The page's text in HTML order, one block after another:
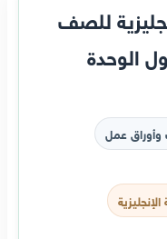
للصف
الوحدة
وأوراق عمل